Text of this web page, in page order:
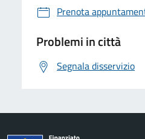
Prenota
Problemi in città
Segnala disservizio